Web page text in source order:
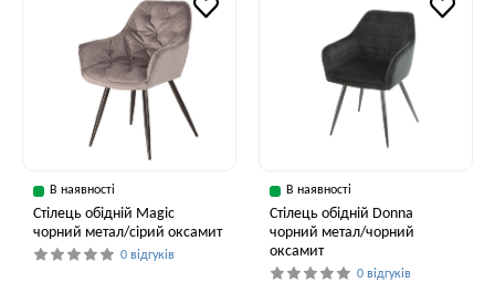
В наявності
Стілець обідній Magic
чорний метал/сірий оксамит
0 відгуків
В наявності
Стілець обідній Donna
чорний метал/чорний
оксамит
0 відгуків